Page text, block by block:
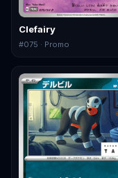
Clefairy
#075 · Promo